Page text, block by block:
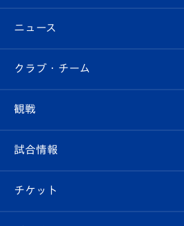
ニュース
すべて
クラブ
試合情報
クラブ・チーム
クラブ概要
エンブレム紹介
観戦
観戦ルール
はじめての観戦ガイド
試合情報
試合日程/結果
チケット